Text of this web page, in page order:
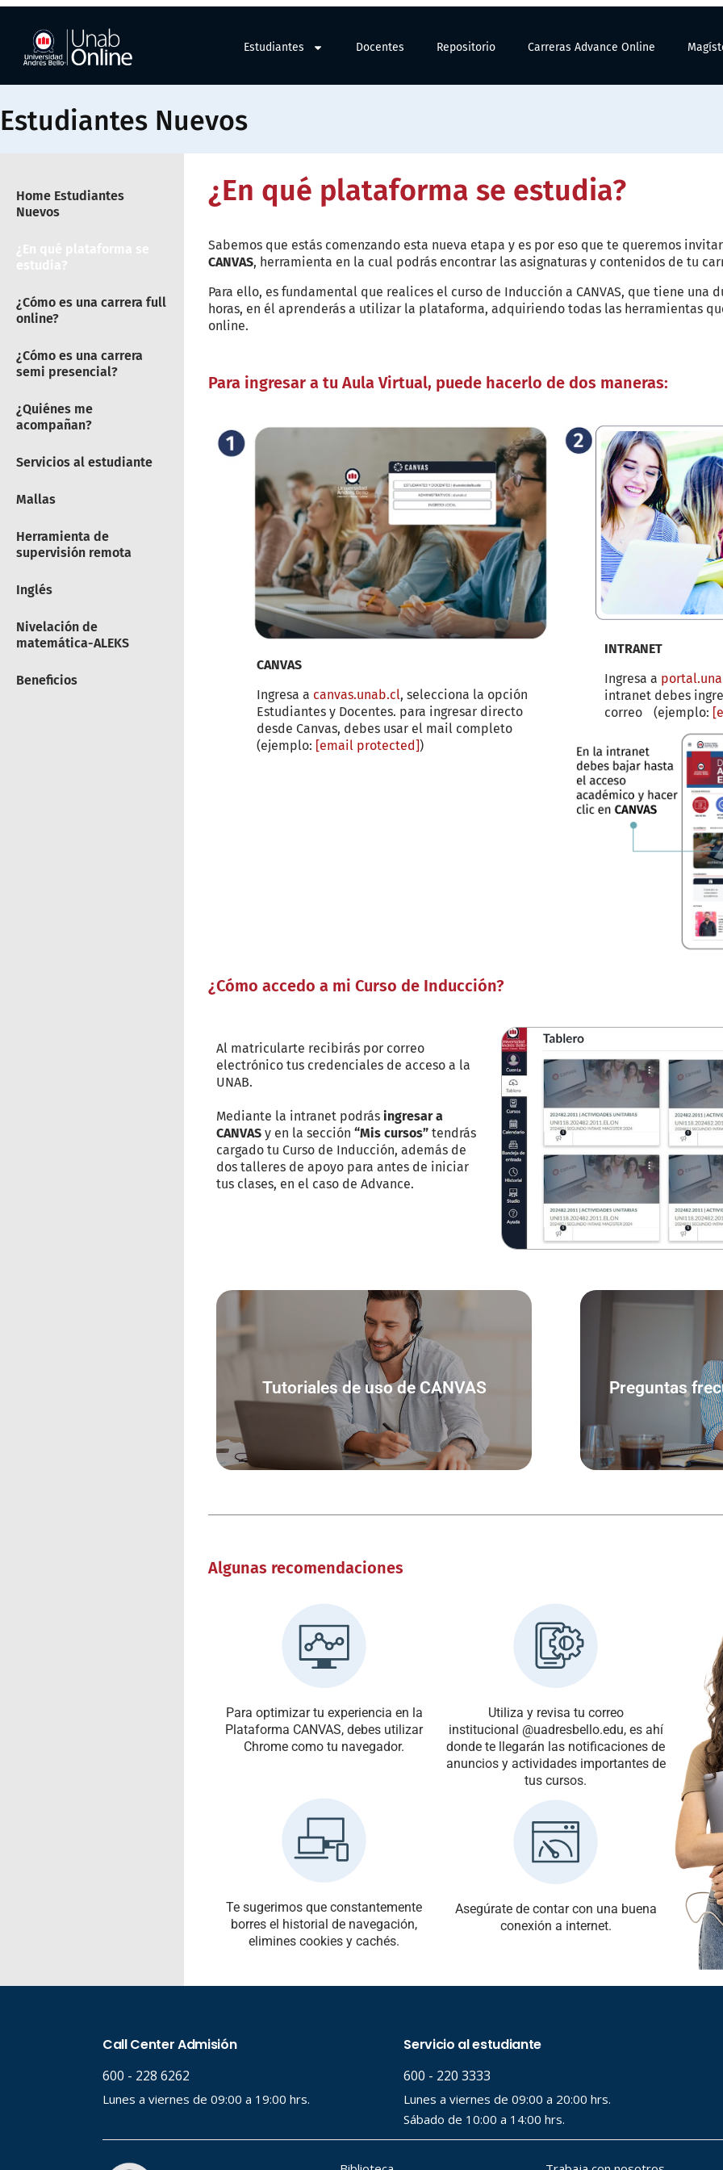
Estudiantes Docentes Repositorio Carreras Advance Online
Estudiantes Nuevos
Home Estudiantes
Nuevos
¿Cómo es una carrera full
online?
¿Cómo es una carrera
semi presencial?
¿Quiénes me
acompañan?
Servicios al estudiante
Mallas
Herramienta de
supervisión remota
Inglés
Nivelación de
matemática-ALEKS
Beneficios
¿En qué plataforma se estudia?
Sabemos que estás comenzando esta nueva etapa y es por eso que te queremos
CANVAS, herramienta en la cual podrás encontrar las asignaturas y contenidos de tu
Para ello, es fundamental que realices el curso de Inducción a CANVAS, que tiene una
horas, en él aprenderás a utilizar la plataforma, adquiriendo todas las herramientas
online.
Para ingresar a tu Aula Virtual, puede hacerlo de dos maneras:
CANVAS
Ingresa a canvas.unab.cl, selecciona la opción
Estudiantes y Docentes. para ingresar directo
desde Canvas, debes usar el mail completo
(ejemplo: [email protected])
INTRANET
Ingresa a
intranet debes
correo (ejemplo:
¿Cómo accedo a mi Curso de Inducción?
Al matricularte recibirás por correo
electrónico tus credenciales de acceso a la
UNAB.
Mediante la intranet podrás ingresar a
CANVAS y en la sección “Mis cursos” tendrás
cargado tu Curso de Inducción, además de
dos talleres de apoyo para antes de iniciar
tus clases, en el caso de Advance.
Tutoriales de uso de CANVAS
Tutoriales de uso de CANVAS
Ingresa aquí Preguntas
Preguntas
Algunas recomendaciones
Para optimizar tu experiencia en la
Plataforma CANVAS, debes utilizar
Chrome como tu navegador.
Te sugerimos que constantemente
borres el historial de navegación,
elimines cookies y cachés.
Utiliza y revisa tu correo
institucional @uadresbello.edu, es ahí
donde te llegarán las notificaciones de
anuncios y actividades importantes de
tus cursos.
Asegúrate de contar con una buena
conexión a internet.